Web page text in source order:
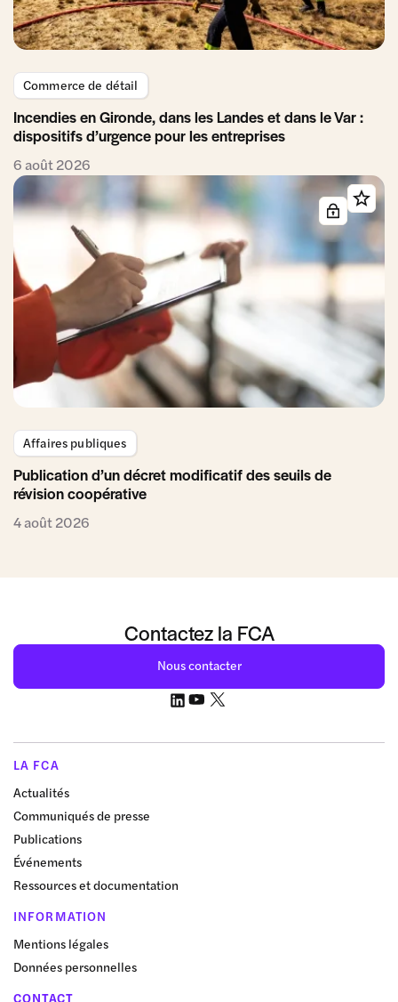
Commerce de détail
Incendies en Gironde, dans les Landes et dans le Var :
dispositifs d’urgence pour les entreprises
6 août 2026
Affaires publiques
Publication d’un décret modificatif des seuils de
révision coopérative
4 août 2026
Contactez la FCA
Nous contacter
LA FCA
Actualités
Communiqués de presse
Publications
Événements
Ressources et documentation
INFORMATION
Mentions légales
Données personnelles
CONTACT